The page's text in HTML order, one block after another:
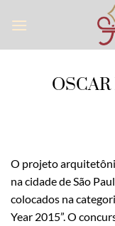
O projeto
na cidade de São
colocados na
Year 2015”. O